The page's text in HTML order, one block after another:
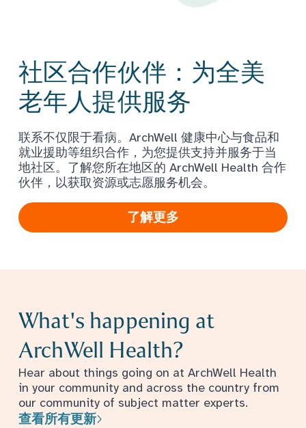
社区合作伙伴：为全美
老年人提供服务
联系不仅限于看病。ArchWell 健康中心与食品和
就业援助等组织合作，为您提供支持并服务于当
地社区。了解您所在地区的 ArchWell Health 合作
伙伴，以获取资源或志愿服务机会。
了解更多
What's happening at
ArchWell Health?
Hear about things going on at ArchWell Health
in your community and across the country from
our community of subject matter experts.
查看所有更新